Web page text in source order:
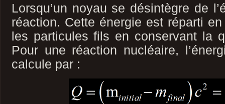
Lorsqu’un noyau se désintègre de
réaction. Cette énergie est réparti
les particules fils en conservant la
Pour une réaction nucléaire,
calcule par :